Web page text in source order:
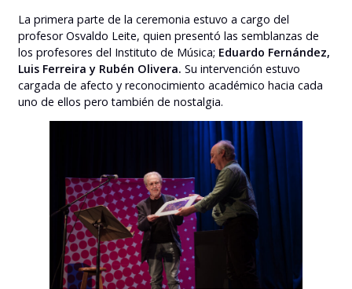
La primera parte de la ceremonia estuvo a cargo del
profesor Osvaldo Leite, quien presentó las semblanzas de
los profesores del Instituto de Música; Eduardo Fernández,
Luis Ferreira y Rubén Olivera. Su intervención estuvo
cargada de afecto y reconocimiento académico hacia cada
uno de ellos pero también de nostalgia.